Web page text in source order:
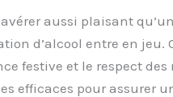
aussi plaisant
d’alcool entre en jeu.
festive et le respect des
efficaces pour assurer